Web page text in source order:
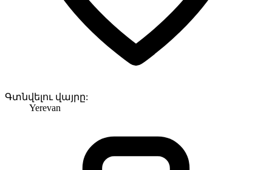
Գտնվելու վայրը:
Yerevan